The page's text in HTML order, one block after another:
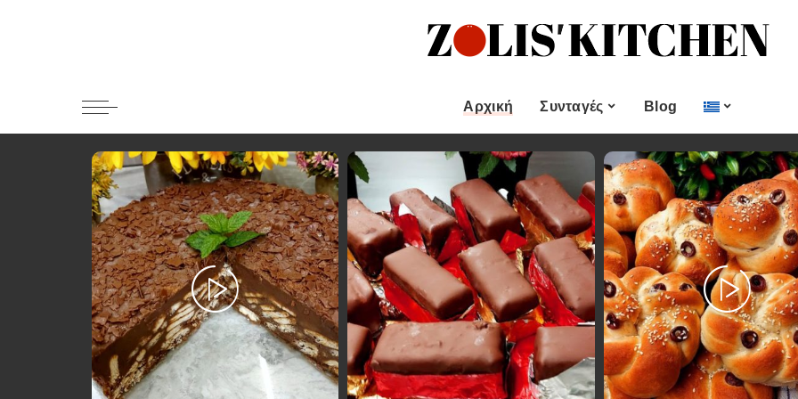
Αρχική Συνταγές
Κατηγορίες
Ορεκτικα & μεζεδες
Ψωμι
Κουλούρια και
Μπισκότα
Γλυκό και Επιδόρπιο
Ποτά και Χυμοί
Ψάρι και Θαλασσινά
Σάλτσες και Αλοιφές
Εποχιακές Συνταγές
Χριστουγεννιάτικες
Συνταγές
Πασχαλινές Συνταγές
Νηστίσιμες Συνταγές
Συνταγές για Αγίου
Βαλεντίνου
Blog
Γλυκό και Επιδόρπιο
Ποτά και Χυμοί
Ψάρι και Θαλασσινά
Σάλτσες και Αλοιφές
Κυρίως πιάτο
Κρέας
Ζυμαρικά
Πίτες και Ζύμες
Σαλάτες
Σνακ
Εποχιακές Συνταγές
Συνταγές για Αγίου
Βαλεντίνου